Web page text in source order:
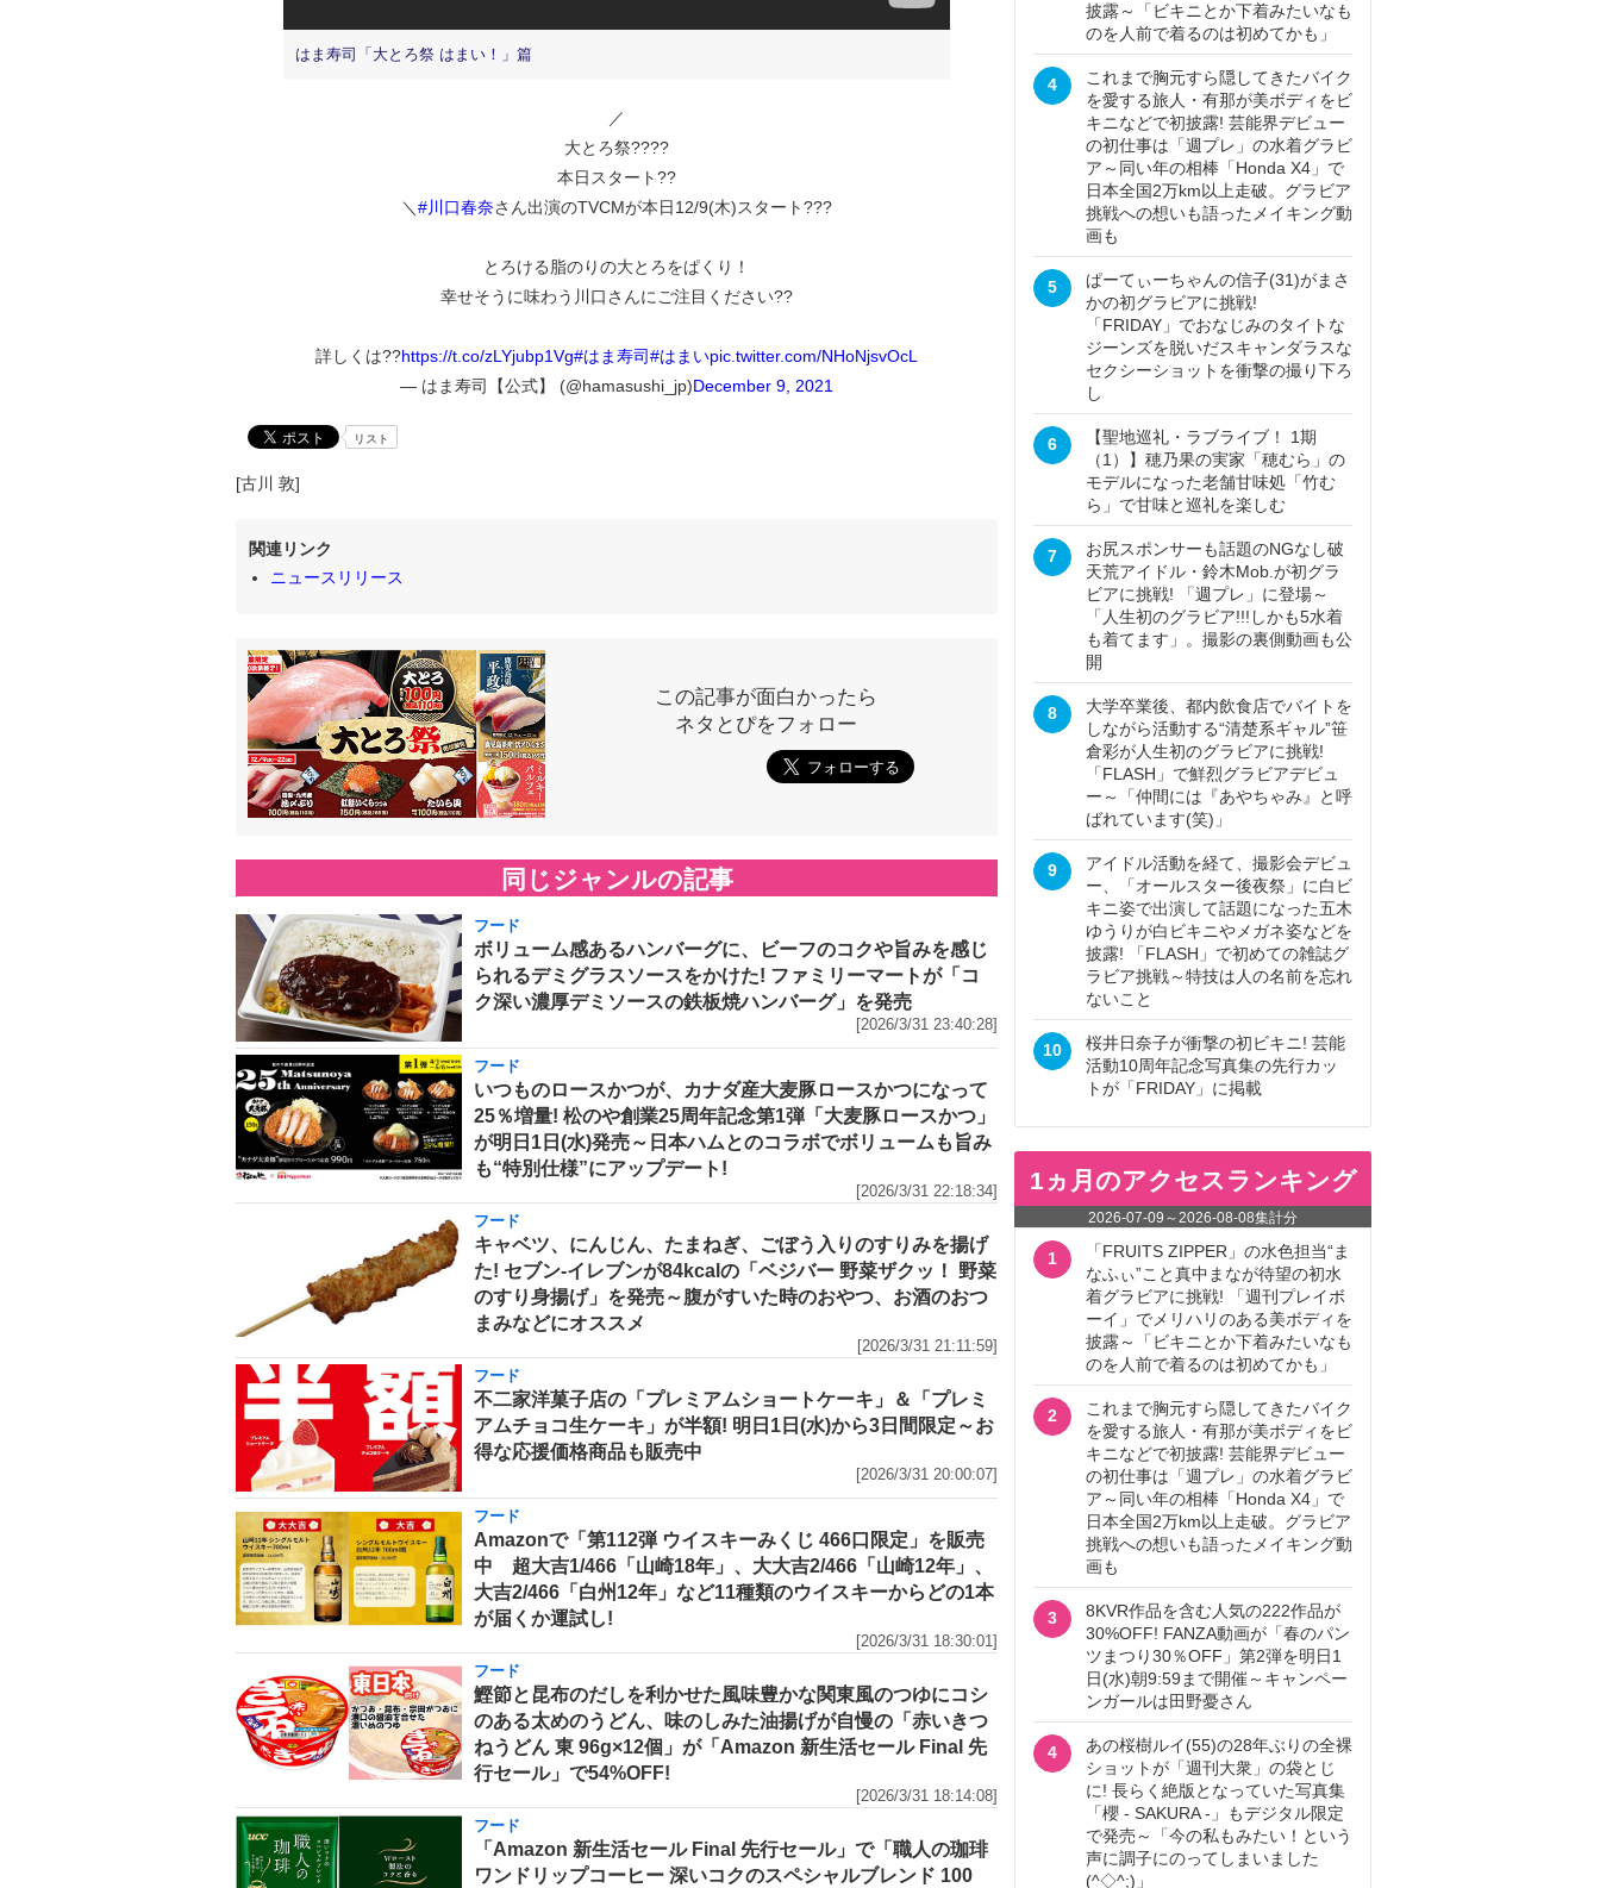
はま寿司「大とろ祭 はまい！」篇
／
大とろ祭????
本日スタート??
＼ #川口春奈さん出演のTVCMが本日12/9(木)スタート???
とろける脂のりの大とろをぱくり！
幸せそうに味わう川口さんにご注目ください??
詳しくは??https://t.co/zLYjubp1Vg#はま寿司#はまいpic.twitter.com/NHoNjsvOcL
— はま寿司【公式】 (@hamasushi_jp)December 9, 2021
リスト
[古川 敦]
関連リンク
ニュースリリース
この記事が面白かったら
ネタとぴをフォロー
同じジャンルの記事
フード
ボリューム感あるハンバーグに、ビーフのコクや旨みを感じ
られるデミグラスソースをかけた! ファミリーマートが「コ
ク深い濃厚デミソースの鉄板焼ハンバーグ」を発売
[2026/3/31 23:40:28]
フード
いつものロースかつが、カナダ産大麦豚ロースかつになって
25％増量! 松のや創業25周年記念第1弾「大麦豚ロースかつ」
が明日1日(水)発売～日本ハムとのコラボでボリュームも旨み
も“特別仕様”にアップデート!
[2026/3/31 22:18:34]
フード
キャベツ、にんじん、たまねぎ、ごぼう入りのすりみを揚げ
た! セブン‐イレブンが84kcalの「ベジバー 野菜ザクッ！ 野菜
のすり身揚げ」を発売～腹がすいた時のおやつ、お酒のおつ
まみなどにオススメ
[2026/3/31 21:11:59]
フード
不二家洋菓子店の「プレミアムショートケーキ」＆「プレミ
アムチョコ生ケーキ」が半額! 明日1日(水)から3日間限定～お
得な応援価格商品も販売中
[2026/3/31 20:00:07]
フード
Amazonで「第112弾 ウイスキーみくじ 466口限定」を販売
中 超大吉1/466「山崎18年」、大大吉2/466「山崎12年」、
大吉2/466「白州12年」など11種類のウイスキーからどの1本
が届くか運試し!
[2026/3/31 18:30:01]
フード
鰹節と昆布のだしを利かせた風味豊かな関東風のつゆにコシ
のある太めのうどん、味のしみた油揚げが自慢の「赤いきつ
ねうどん 東 96g×12個」が「Amazon 新生活セール Final 先
行セール」で54%OFF!
[2026/3/31 18:14:08]
フード
「Amazon 新生活セール Final 先行セール」で「職人の珈琲
ワンドリップコーヒー 深いコクのスペシャルブレンド 100
披露～「ビキニとか下着みたいなも
のを人前で着るのは初めてかも」
4
これまで胸元すら隠してきたバイク
を愛する旅人・有那が美ボディをビ
キニなどで初披露! 芸能界デビュー
の初仕事は「週プレ」の水着グラビ
ア～同い年の相棒「Honda X4」で
日本全国2万km以上走破。グラビア
挑戦への想いも語ったメイキング動
画も
5
ぱーてぃーちゃんの信子(31)がまさ
かの初グラビアに挑戦!
「FRIDAY」でおなじみのタイトな
ジーンズを脱いだスキャンダラスな
セクシーショットを衝撃の撮り下ろ
し
6
【聖地巡礼・ラブライブ！ 1期
（1）】穂乃果の実家「穂むら」の
モデルになった老舗甘味処「竹む
ら」で甘味と巡礼を楽しむ
7
お尻スポンサーも話題のNGなし破
天荒アイドル・鈴木Mob.が初グラ
ビアに挑戦! 「週プレ」に登場～
「人生初のグラビア!!!しかも5水着
も着てます」。撮影の裏側動画も公
開
8
大学卒業後、都内飲食店でバイトを
しながら活動する“清楚系ギャル”笹
倉彩が人生初のグラビアに挑戦!
「FLASH」で鮮烈グラビアデビュ
ー～「仲間には『あやちゃみ』と呼
ばれています(笑)」
9
アイドル活動を経て、撮影会デビュ
ー、「オールスター後夜祭」に白ビ
キニ姿で出演して話題になった五木
ゆうりが白ビキニやメガネ姿などを
披露! 「FLASH」で初めての雑誌グ
ラビア挑戦～特技は人の名前を忘れ
ないこと
10
桜井日奈子が衝撃の初ビキニ! 芸能
活動10周年記念写真集の先行カッ
トが「FRIDAY」に掲載
1ヵ月のアクセスランキング
2026-07-09 ～2026-08-08集計分
1
「FRUITS ZIPPER」の水色担当“ま
なふぃ”こと真中まなが待望の初水
着グラビアに挑戦! 「週刊プレイボ
ーイ」でメリハリのある美ボディを
披露～「ビキニとか下着みたいなも
のを人前で着るのは初めてかも」
2
これまで胸元すら隠してきたバイク
を愛する旅人・有那が美ボディをビ
キニなどで初披露! 芸能界デビュー
の初仕事は「週プレ」の水着グラビ
ア～同い年の相棒「Honda X4」で
日本全国2万km以上走破。グラビア
挑戦への想いも語ったメイキング動
画も
3
8KVR作品を含む人気の222作品が
30%OFF! FANZA動画が「春のパン
ツまつり30％OFF」第2弾を明日1
日(水)朝9:59まで開催～キャンペー
ンガールは田野憂さん
4
あの桜樹ルイ(55)の28年ぶりの全裸
ショットが「週刊大衆」の袋とじ
に! 長らく絶版となっていた写真集
「櫻 - SAKURA -」もデジタル限定
で発売～「今の私もみたい！という
声に調子にのってしまいました
(^◇^;)」